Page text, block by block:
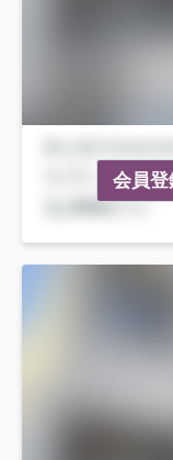
会員登